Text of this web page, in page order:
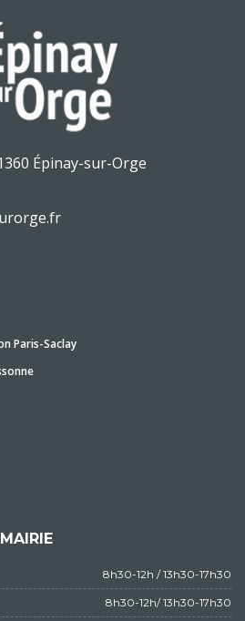
Épinay-sur-Orge
Paris-Saclay
8h30-12h / 13h30-17h30
8h30-12h/ 13h30-17h30